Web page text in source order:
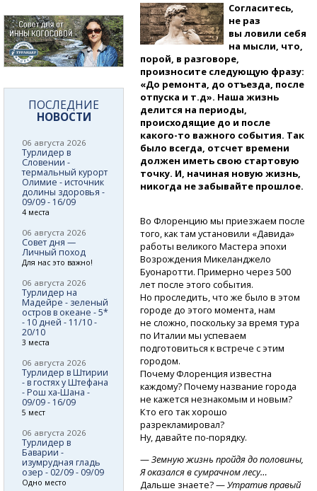
Согласитесь,
не раз
вы ловили себя
на мысли, что,
порой, в разговоре,
произносите следующую фразу:
«До ремонта, до отъезда, после
отпуска и т.д». Наша жизнь
делится на периоды,
происходящие до и после
какого-то важного события. Так
было всегда, отсчет времени
должен иметь свою стартовую
точку. И, начиная новую жизнь,
никогда не забывайте прошлое.
Во Флоренцию мы приезжаем после
того, как там установили «Давида»
работы великого Мастера эпохи
Возрождения Микеланджело
Буонаротти. Примерно через 500
лет после этого события.
Но проследить, что же было в этом
городе до этого момента, нам
не сложно, поскольку за время тура
по Италии мы успеваем
подготовиться к встрече с этим
городом.
Почему Флоренция известна
каждому? Почему название города
не кажется незнакомым и новым?
Кто его так хорошо
разрекламировал?
Ну, давайте по-порядку.
—Земную жизнь пройдя до половины,
Я оказался в сумрачном лесу…
Дальше знаете? —Утратив правый
ПОСЛЕДНИЕ
НОВОСТИ
06 августа 2026
Турлидер в
Словении -
термальный курорт
Олимие - источник
долины здоровья -
09/09 - 16/09
4 места
06 августа 2026
Совет дня —
Личный поход
Для нас это важно!
06 августа 2026
Турлидер на
Мадейре - зеленый
остров в океане - 5*
- 10 дней - 11/10 -
20/10
3 места
06 августа 2026
Турлидер в Штирии
- в гостях у Штефана
- Рош ха-Шана -
09/09 - 16/09
5 мест
06 августа 2026
Турлидер в
Баварии -
изумрудная гладь
озер - 02/09 - 09/09
Одно место